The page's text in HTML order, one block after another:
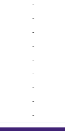
-
-
-
-
-
-
-
-
-